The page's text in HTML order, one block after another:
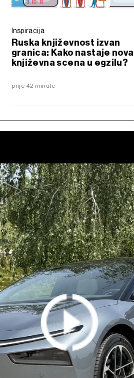
Inspiracija
Ruska književnost izvan
granica: Kako nastaje nova
književna scena u egzilu?
prije 42 minute